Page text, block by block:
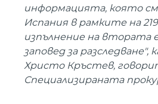
информацията, която
Испания в рамките на
изпълнение на втората
заповед за разследване",
Христо Кръстев,
Специализираната